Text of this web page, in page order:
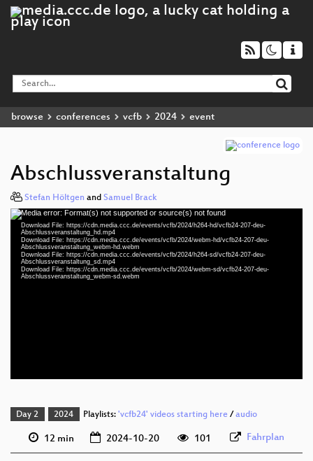
browse conferences vcfb 2024 event
Abschlussveranstaltung
Stefan Höltgen and Samuel Brack
Video
Player
Media error: Format(s) not supported or source(s) not found
Download File: https://cdn.media.ccc.de/events/vcfb/2024/h264-hd/vcfb24-207-deu-
Abschlussveranstaltung_hd.mp4
Download File: https://cdn.media.ccc.de/events/vcfb/2024/webm-hd/vcfb24-207-deu-
Abschlussveranstaltung_webm-hd.webm
Download File: https://cdn.media.ccc.de/events/vcfb/2024/h264-sd/vcfb24-207-deu-
Abschlussveranstaltung_sd.mp4
Download File: https://cdn.media.ccc.de/events/vcfb/2024/webm-sd/vcfb24-207-deu-
Abschlussveranstaltung_webm-sd.webm
Day 2 2024 Playlists: 'vcfb24' videos starting here/ audio
12 min 2024-10-20 101 Fahrplan